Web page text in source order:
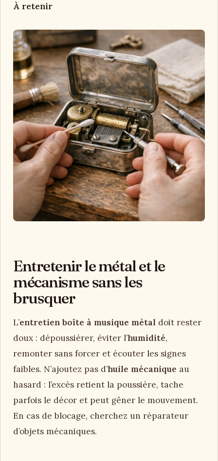
À retenir
Entretenir le métal et le
mécanisme sans les
brusquer
L’entretien boîte à musique métal doit rester
doux : dépoussiérer, éviter l’humidité,
remonter sans forcer et écouter les signes
faibles. N’ajoutez pas d’huile mécanique au
hasard : l’excès retient la poussière, tache
parfois le décor et peut gêner le mouvement.
En cas de blocage, cherchez un réparateur
d’objets mécaniques.